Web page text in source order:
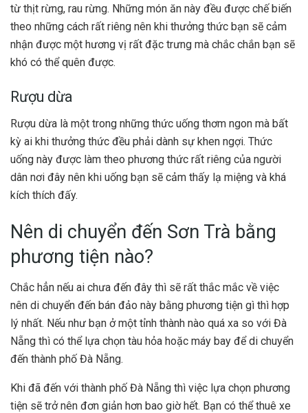
từ thịt rừng, rau rừng. Những món ăn này đều được chế biến
theo những cách rất riêng nên khi thưởng thức bạn sẽ cảm
nhận được một hương vị rất đặc trưng mà chắc chắn bạn sẽ
khó có thể quên được.
Rượu dừa
Rượu dừa là một trong những thức uống thơm ngon mà bất
kỳ ai khi thưởng thức đều phải dành sự khen ngợi. Thức
uống này được làm theo phương thức rất riêng của người
dân nơi đây nên khi uống bạn sẽ cảm thấy lạ miệng và khá
kích thích đấy.
Nên di chuyển đến Sơn Trà bằng
phương tiện nào?
Chắc hẳn nếu ai chưa đến đây thì sẽ rất thắc mắc về việc
nên di chuyển đến bán đảo này bằng phương tiện gì thì hợp
lý nhất. Nếu như bạn ở một tỉnh thành nào quá xa so với Đà
Nẵng thì có thể lựa chọn tàu hỏa hoặc máy bay để di chuyển
đến thành phố Đà Nẵng.
Khi đã đến với thành phố Đà Nẵng thì việc lựa chọn phương
tiện sẽ trở nên đơn giản hơn bao giờ hết. Bạn có thể thuê xe